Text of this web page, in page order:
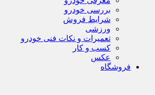
بررسی خودرو
شرایط فروش
ورزشی
تعمیرات و نکات فنی خودرو
کسب و کار
عکس
فروشگاه